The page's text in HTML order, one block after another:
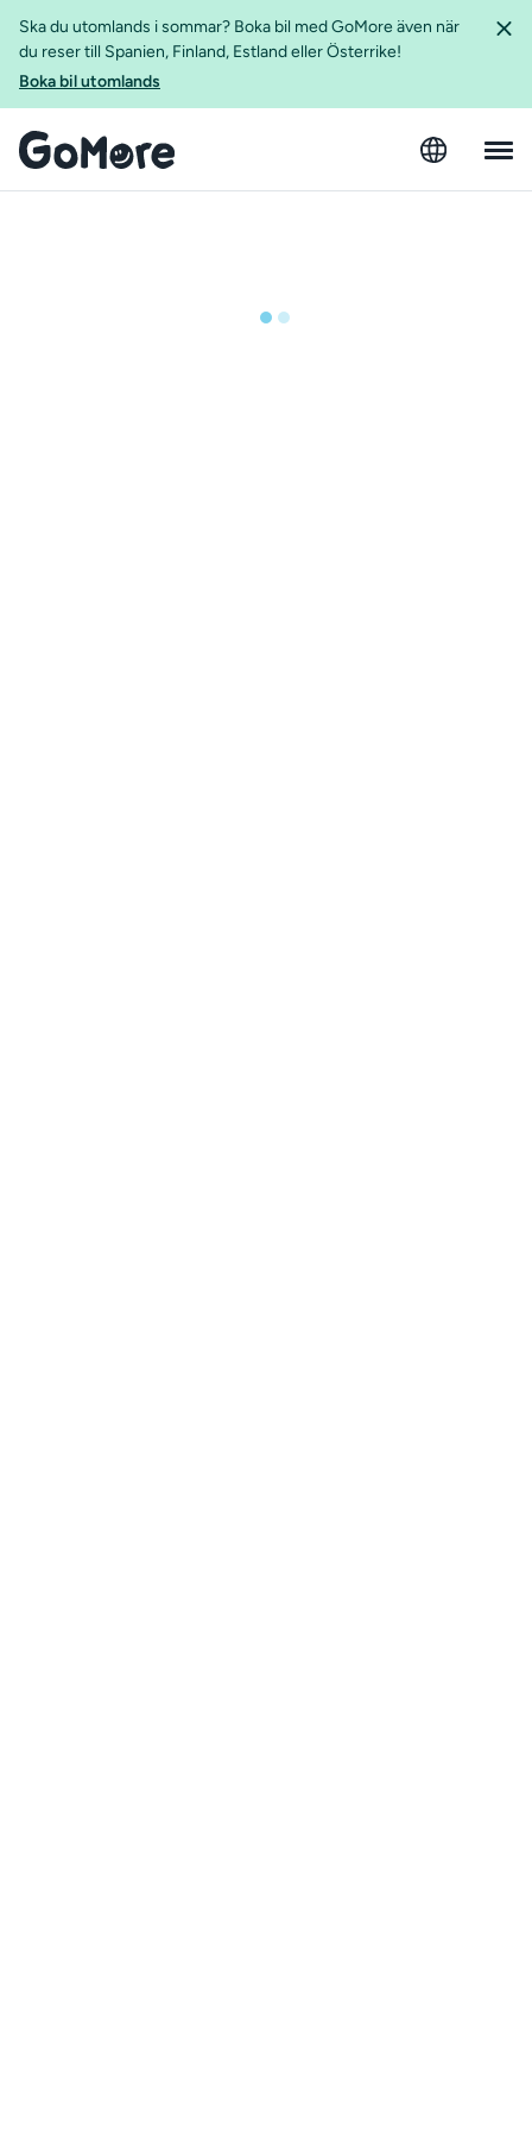
Ska du utomlands i sommar? Boka bil med GoMore även när
du reser till Spanien, Finland, Estland eller Österrike!
Boka bil utomlands